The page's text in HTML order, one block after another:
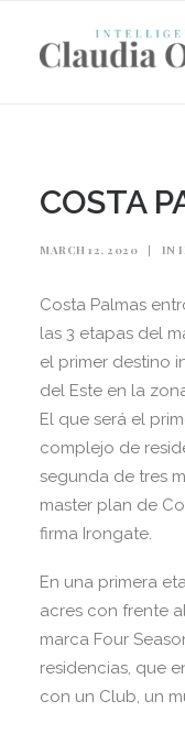
COSTA
MARCH 12, 2020 | IN
Costa Palmas
las 3 etapas del
el primer destino
del Este en la
El que será el
complejo de
segunda de tres
master plan de
firma Irongate.
En una primera
acres con frente
marca Four
residencias, que
con un Club, un